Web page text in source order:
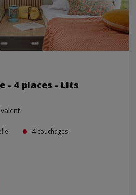
- 4 places - Lits
4 couchages